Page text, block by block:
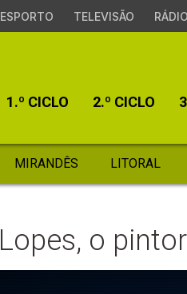
TELEVISÃO RÁDIO
1.º CICLO 2.º CICLO
MIRANDÊS LITORAL
o